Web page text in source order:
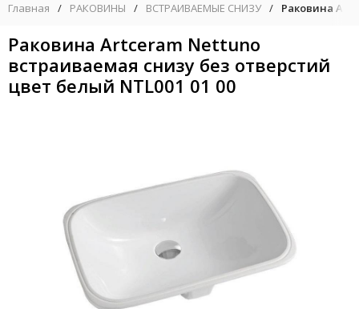
Главная / РАКОВИНЫ / ВСТРАИВАЕМЫЕ СНИЗУ / Раковина
Раковина Artceram Nettuno
встраиваемая снизу без отверстий
цвет белый NTL001 01 00